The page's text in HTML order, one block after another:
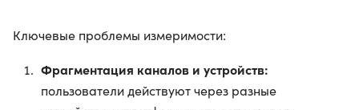
Ключевые проблемы измеримости:
Фрагментация каналов и устройств:
пользователи действуют через разные